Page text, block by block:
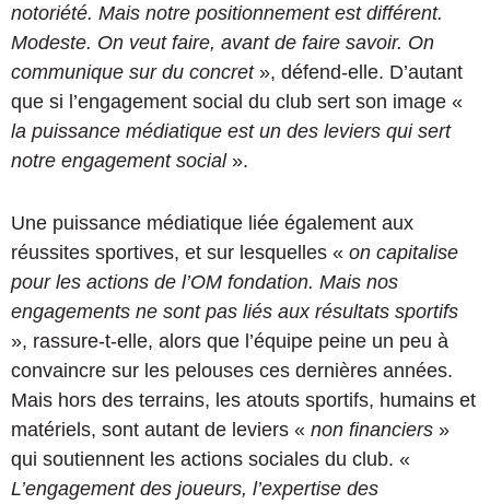
notoriété. Mais notre positionnement est différent.
Modeste. On veut faire, avant de faire savoir. On
communique sur du concret», défend-elle. D’autant
que si l’engagement social du club sert son image «
la puissance médiatique est un des leviers qui sert
notre engagement social».
Une puissance médiatique liée également aux
réussites sportives, et sur lesquelles « on capitalise
pour les actions de l’OM fondation. Mais nos
engagements ne sont pas liés aux résultats sportifs
», rassure-t-elle, alors que l’équipe peine un peu à
convaincre sur les pelouses ces dernières années.
Mais hors des terrains, les atouts sportifs, humains et
matériels, sont autant de leviers « non financiers »
qui soutiennent les actions sociales du club. «
L’engagement des joueurs, l’expertise des